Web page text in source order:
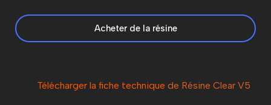
Acheter de la résine
Télécharger la fiche technique de Résine Clear V5